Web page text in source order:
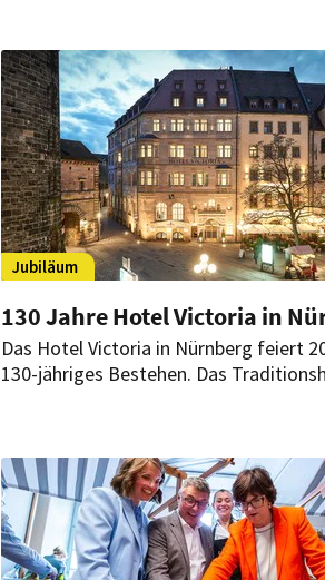
Jubiläum
130 Jahre Hotel Victoria in
Das Hotel Victoria in Nürnberg feiert
130-jähriges Bestehen. Das